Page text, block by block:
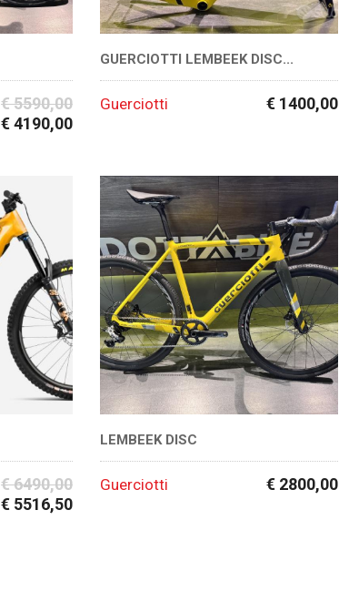
€ 5590,00
€ 4190,00
GUERCIOTTI LEMBEEK DISC...
Guerciotti € 1400,00
€ 6490,00
€ 5516,50
LEMBEEK DISC
Guerciotti € 2800,00